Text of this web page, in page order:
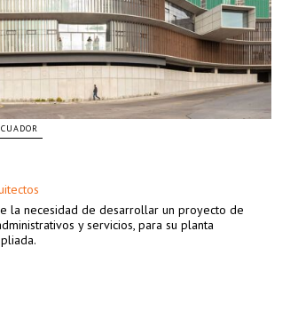
la necesidad de desarrollar un proyecto de
y servicios, para su planta